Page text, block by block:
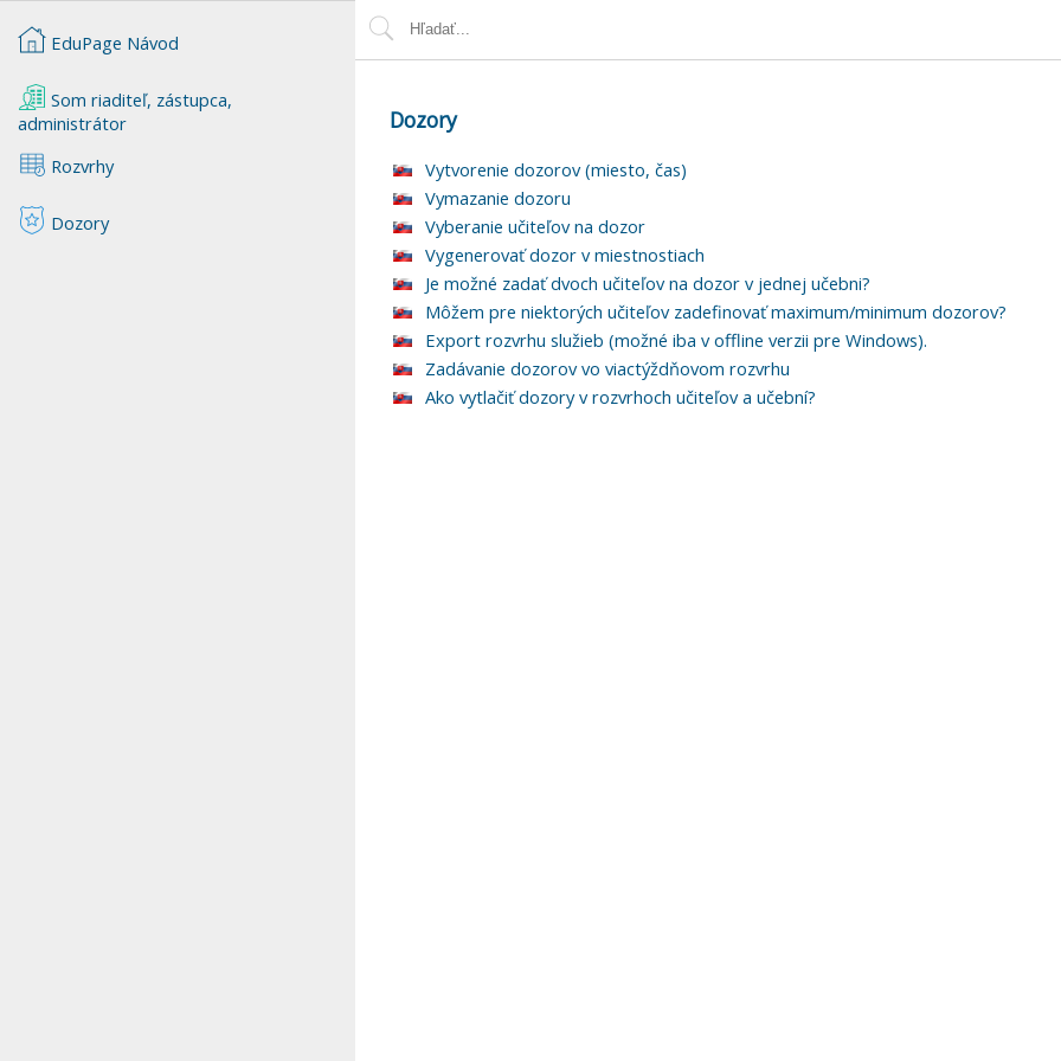
Dozory
Vytvorenie dozorov (miesto, čas)
Vymazanie dozoru
Vyberanie učiteľov na dozor
Vygenerovať dozor v miestnostiach
Je možné zadať dvoch učiteľov na dozor v jednej učebni?
Môžem pre niektorých učiteľov zadefinovať maximum/minimum dozorov?
Export rozvrhu služieb (možné iba v offline verzii pre Windows).
Zadávanie dozorov vo viactýždňovom rozvrhu
Ako vytlačiť dozory v rozvrhoch učiteľov a učební?
EduPage Návod
Som riaditeľ, zástupca,
administrátor
Rozvrhy
Dozory